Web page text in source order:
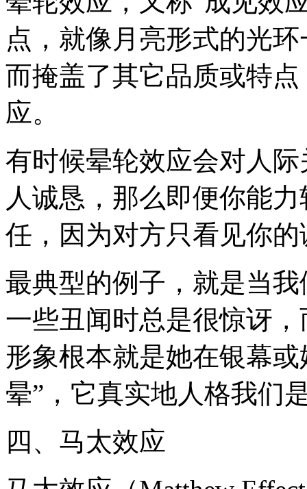
点，就像月亮形式的光
而掩盖了其它品质或特
应。
有时候晕轮效应会对人
人诚恳，那么即便你能
任，因为对方只看见你的
最典型的例子，就是当
一些丑闻时总是很惊讶
形象根本就是她在银幕
晕”，它真实地人格我们
四、马太效应